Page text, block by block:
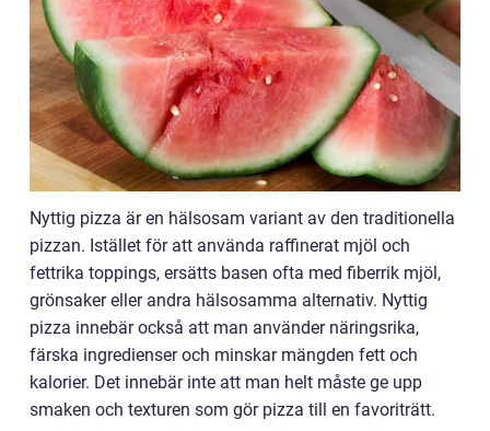
Nyttig pizza är en hälsosam variant av den traditionella
pizzan. Istället för att använda raffinerat mjöl och
fettrika toppings, ersätts basen ofta med fiberrik mjöl,
grönsaker eller andra hälsosamma alternativ. Nyttig
pizza innebär också att man använder näringsrika,
färska ingredienser och minskar mängden fett och
kalorier. Det innebär inte att man helt måste ge upp
smaken och texturen som gör pizza till en favoriträtt.